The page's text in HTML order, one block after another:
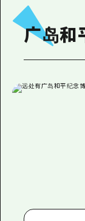
广岛和